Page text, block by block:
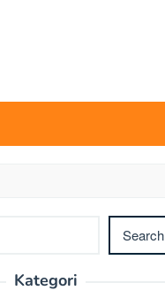
Search
Kategori